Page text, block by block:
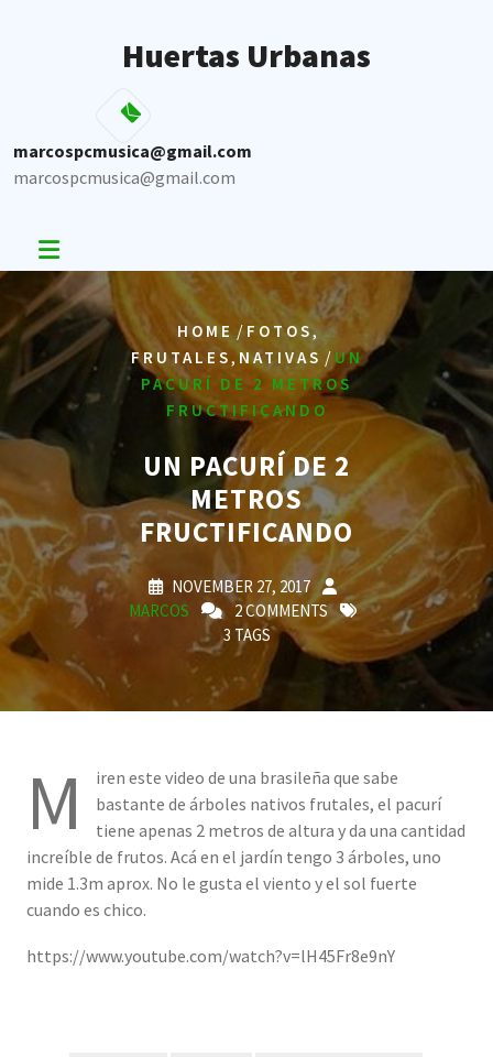
Huertas Urbanas
marcospcmusica@gmail.com
marcospcmusica@gmail.com
HOME / FOTOS,
FRUTALES,NATIVAS / UN
PACURÍ DE 2 METROS
FRUCTIFICANDO
UN PACURÍ DE 2
METROS
FRUCTIFICANDO
NOVEMBER 27, 2017
MARCOS
2 COMMENTS
3 TAGS
M
iren este video de una brasileña que sabe
bastante de árboles nativos frutales, el pacurí
tiene apenas 2 metros de altura y da una cantidad
increíble de frutos. Acá en el jardín tengo 3 árboles, uno
mide 1.3m aprox. No le gusta el viento y el sol fuerte
cuando es chico.
https://www.youtube.com/watch?v=lH45Fr8e9nY